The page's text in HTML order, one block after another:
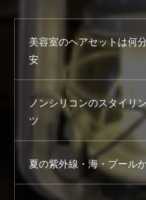
美容室のヘアセットは何
安
ノンシリコンのスタイリ
ツ
夏の紫外線・海・プール